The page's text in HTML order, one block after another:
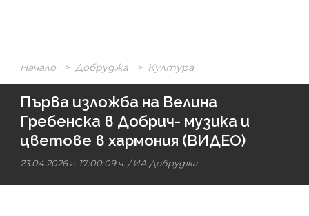
Начало > Добруджа > Култура
Първа изложба на Велина
Гребенска в Добрич- музика и
цветове в хармония (ВИДЕО)
23.04.2026 г. 17:00:09 ч. /ИА Добруджа